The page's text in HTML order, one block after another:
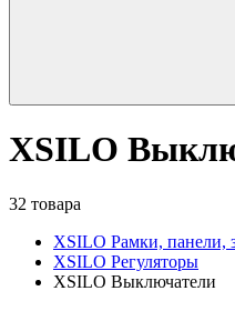
XSILO
32 товара
XSILO Рамки, панели,
XSILO Регуляторы
XSILO Выключатели